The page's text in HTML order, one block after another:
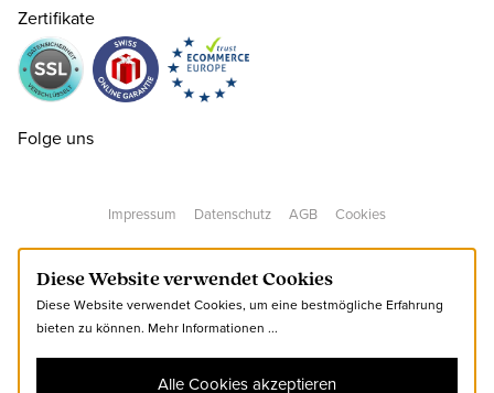
CHF 60.00
38 CHF 60.00
39 CHF 60.00
Zertifikate
Folge uns
Impressum Datenschutz AGB Cookies
Diese Website verwendet Cookies
Diese Website verwendet Cookies, um eine bestmögliche Erfahrung
bieten zu können. Mehr Informationen ...
Alle Cookies akzeptieren